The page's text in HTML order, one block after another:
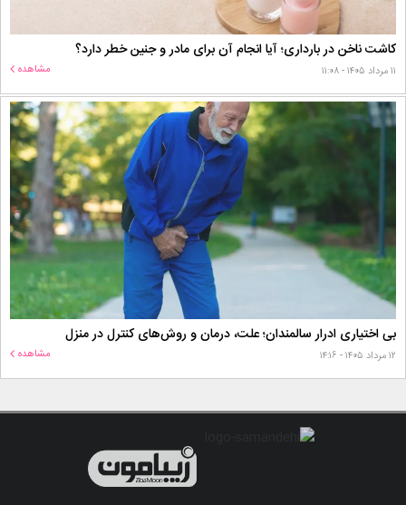
کاشت ناخن در بارداری؛ آیا انجام آن برای مادر و جنین خطر دارد؟
۱۱ مرداد ۱۴۰۵ - ۱۱:۰۸ مشاهده
بی اختیاری ادرار سالمندان؛ علت، درمان و روش‌های کنترل در منزل
۱۲ مرداد ۱۴۰۵ - ۱۴:۱۶ مشاهده